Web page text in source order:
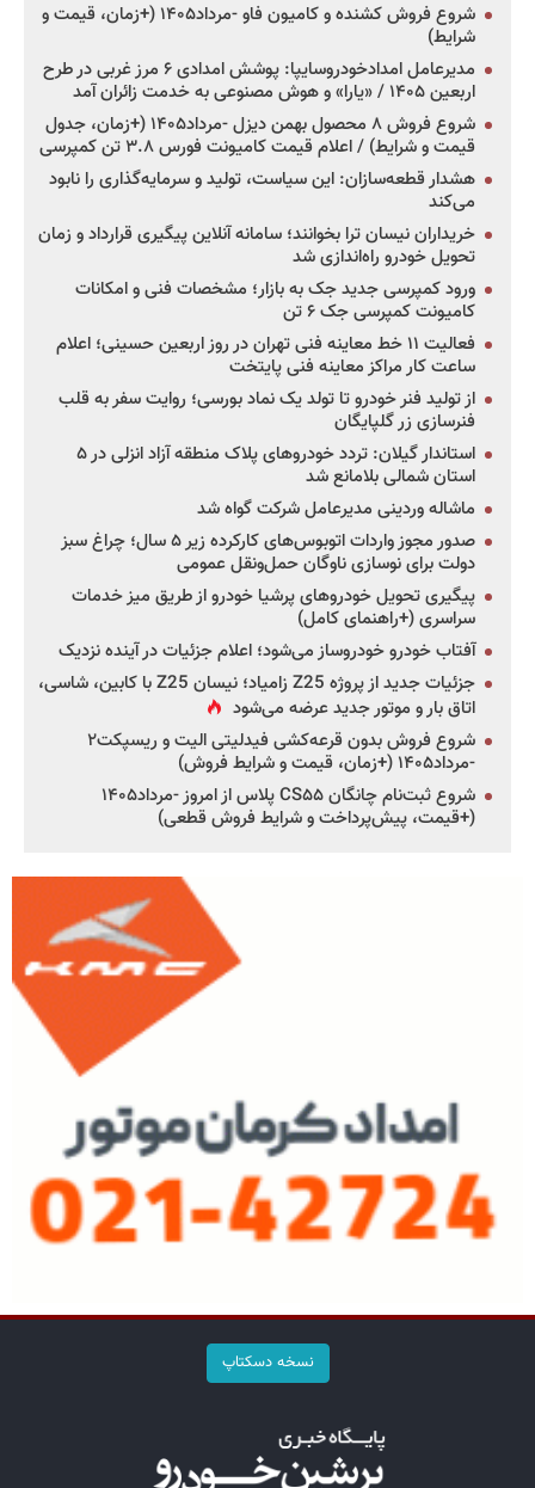
شروع فروش کشنده و کامیون فاو -مرداد۱۴۰۵ (+زمان، قیمت و
شرایط)
مدیرعامل امدادخودروسایپا: پوشش امدادی ۶ مرز غربی در طرح
اربعین ۱۴۰۵ / «یارا» و هوش مصنوعی به خدمت زائران آمد
شروع فروش ۸ محصول بهمن دیزل -مرداد۱۴۰۵ (+زمان، جدول
قیمت و شرایط) / اعلام قیمت کامیونت فورس ۳.۸ تن کمپرسی
هشدار قطعه‌سازان: این سیاست، تولید و سرمایه‌گذاری را نابود
می‌کند
خریداران نیسان ترا بخوانند؛ سامانه آنلاین پیگیری قرارداد و زمان
تحویل خودرو راه‌اندازی شد
ورود کمپرسی جدید جک به بازار؛ مشخصات فنی و امکانات
کامیونت کمپرسی جک ۶ تن
فعالیت ۱۱ خط معاینه فنی تهران در روز اربعین حسینی؛ اعلام
ساعت کار مراکز معاینه فنی پایتخت
از تولید فنر خودرو تا تولد یک نماد بورسی؛ روایت سفر به قلب
فنرسازی زر گلپایگان
استاندار گیلان: تردد خودروهای پلاک منطقه آزاد انزلی در ۵
استان شمالی بلامانع شد
ماشاله وردینی مدیرعامل شرکت گواه شد
صدور مجوز واردات اتوبوس‌های کارکرده زیر ۵ سال؛ چراغ سبز
دولت برای نوسازی ناوگان حمل‌ونقل عمومی
پیگیری تحویل خودروهای پرشیا خودرو از طریق میز خدمات
سراسری (+راهنمای کامل)
آفتاب خودرو خودروساز می‌شود؛ اعلام جزئیات در آینده نزدیک
جزئیات جدید از پروژه Z25 زامیاد؛ نیسان Z25 با کابین، شاسی،
اتاق بار و موتور جدید عرضه می‌شود
شروع فروش بدون قرعه‌کشی فیدلیتی الیت و ریسپکت۲
-مرداد۱۴۰۵ (+زمان، قیمت و شرایط فروش)
شروع ثبت‌نام چانگان CS۵۵ پلاس از امروز -مرداد۱۴۰۵
(+قیمت، پیش‌پرداخت و شرایط فروش قطعی)
نسخه دسکتاپ